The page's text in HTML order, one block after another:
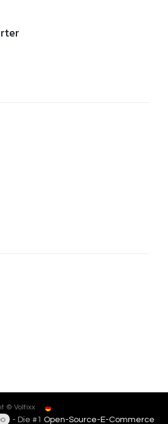
© Voltixx
- Die #1 Open-Source-E-Commerce